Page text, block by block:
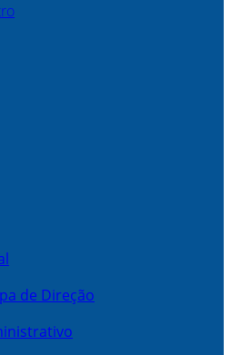
de Direção